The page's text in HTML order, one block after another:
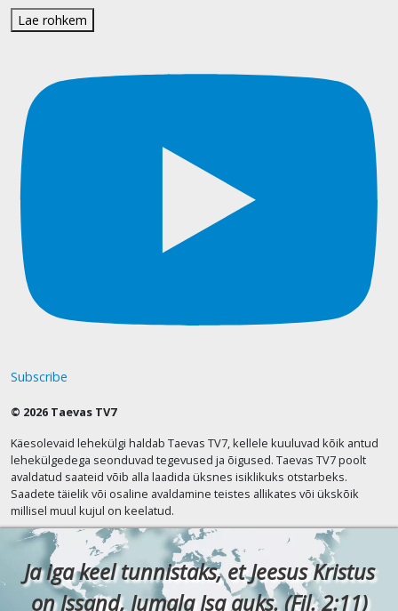
Lae rohkem
Subscribe
© 2026 Taevas TV7
Käesolevaid lehekülgi haldab Taevas TV7, kellele kuuluvad kõik antud
lehekülgedega seonduvad tegevused ja õigused. Taevas TV7 poolt
avaldatud saateid võib alla laadida üksnes isiklikuks otstarbeks.
Saadete täielik või osaline avaldamine teistes allikates või ükskõik
millisel muul kujul on keelatud.
Ja iga keel tunnistaks, et Jeesus Kristus
on Issand, Jumala Isa auks. (Fil. 2:11)